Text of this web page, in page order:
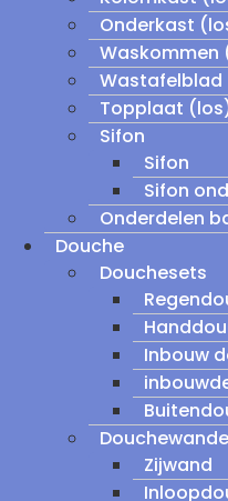
Onderkast
Waskommen
Wastafelblad
Topplaat
Sifon
Sifon
Sifon
Onderdelen
Douche
Douchesets
Inbouw
Zijwand